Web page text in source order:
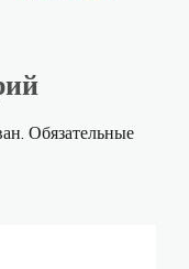
Обязательные